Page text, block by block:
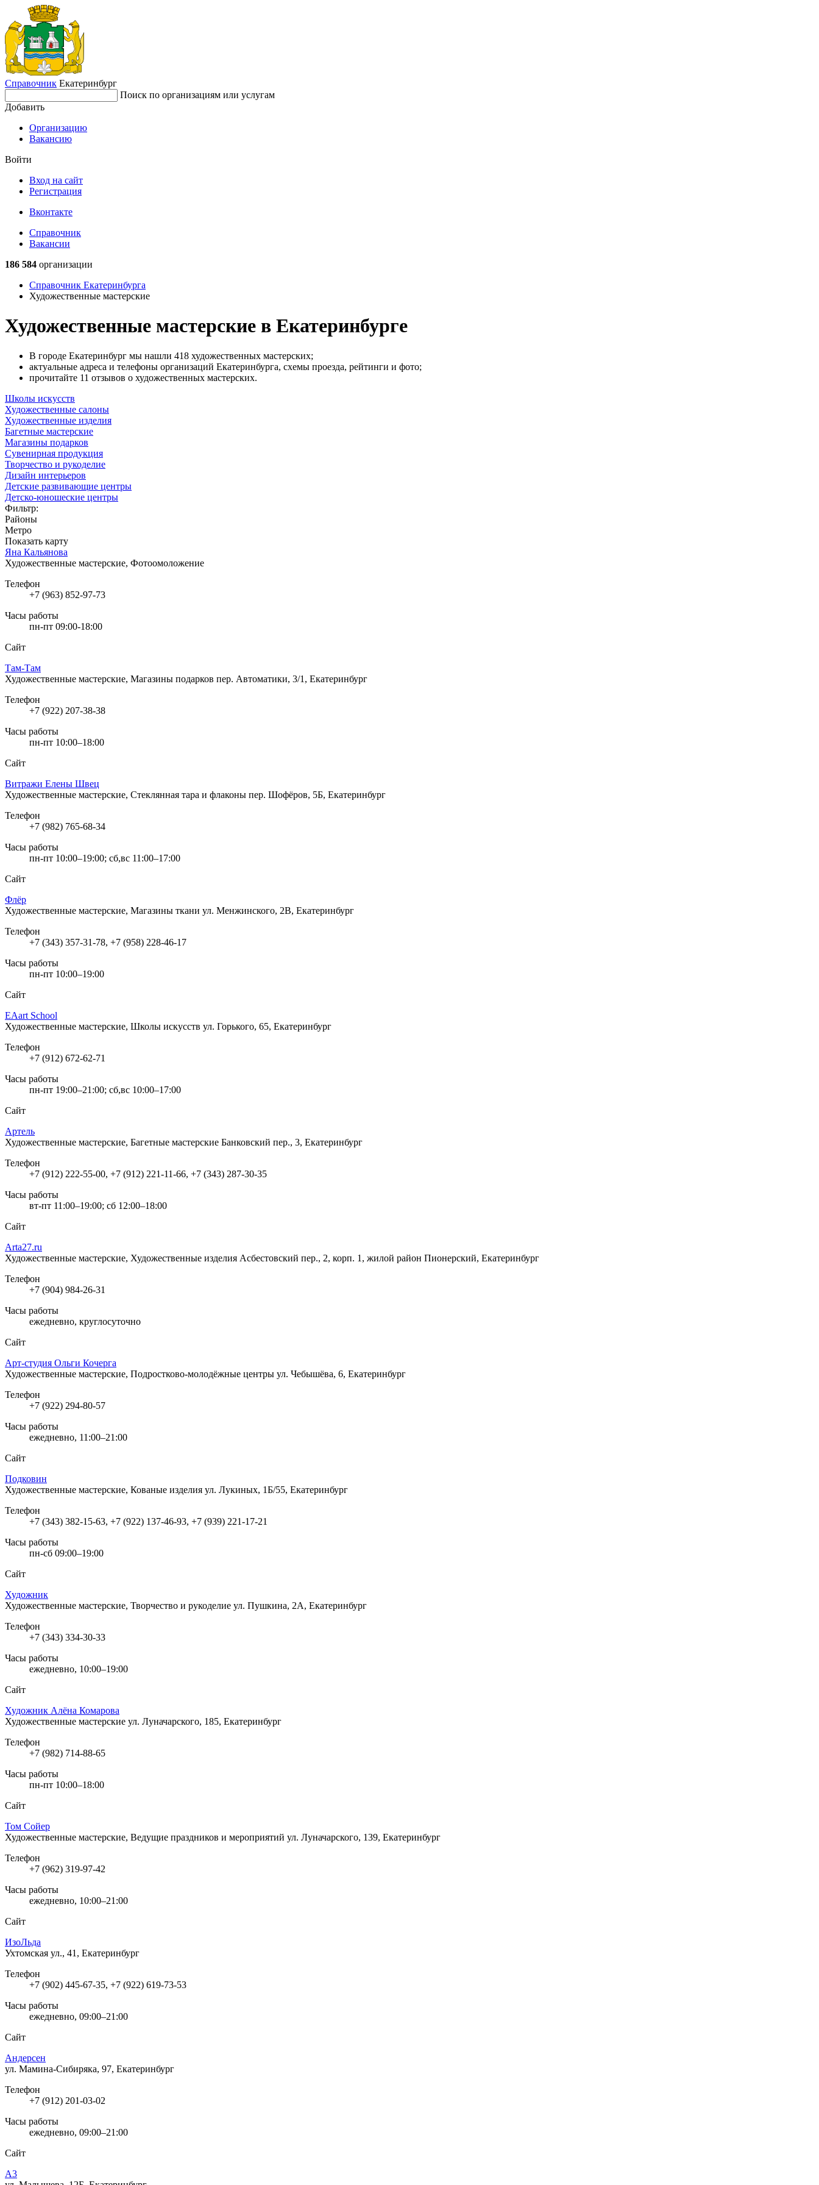
Справочник Екатеринбург
Поиск по организациям или услугам
Добавить
Организацию
Вакансию
Войти
Вход на сайт
Регистрация
Вконтакте
Справочник
Вакансии
186 584 организации
Справочник Екатеринбурга
Художественные мастерские
Художественные мастерские в Екатеринбурге
В городе Екатеринбург мы нашли 418 художественных мастерских;
актуальные адреса и телефоны организаций Екатеринбурга, схемы проезда, рейтинги и фото;
прочитайте 11 отзывов о художественных мастерских.
Школы искусств
Художественные салоны
Художественные изделия
Багетные мастерские
Магазины подарков
Сувенирная продукция
Творчество и рукоделие
Дизайн интерьеров
Детские развивающие центры
Детско-юношеские центры
Фильтр:
Районы
Метро
Показать карту
Яна Кальянова
Художественные мастерские, Фотоомоложение
Телефон
+7 (963) 852-97-73
Часы работы
пн-пт 09:00-18:00
Сайт
Там-Там
Художественные мастерские, Магазины подарков пер. Автоматики, 3/1, Екатеринбург
Телефон
+7 (922) 207-38-38
Часы работы
пн-пт 10:00–18:00
Сайт
Витражи Елены Швец
Художественные мастерские, Стеклянная тара и флаконы пер. Шофёров, 5Б, Екатеринбург
Телефон
+7 (982) 765-68-34
Часы работы
пн-пт 10:00–19:00; сб,вс 11:00–17:00
Сайт
Флёр
Художественные мастерские, Магазины ткани ул. Менжинского, 2В, Екатеринбург
Телефон
+7 (343) 357-31-78, +7 (958) 228-46-17
Часы работы
пн-пт 10:00–19:00
Сайт
EAart School
Художественные мастерские, Школы искусств ул. Горького, 65, Екатеринбург
Телефон
+7 (912) 672-62-71
Часы работы
пн-пт 19:00–21:00; сб,вс 10:00–17:00
Сайт
Артель
Художественные мастерские, Багетные мастерские Банковский пер., 3, Екатеринбург
Телефон
+7 (912) 222-55-00, +7 (912) 221-11-66, +7 (343) 287-30-35
Часы работы
вт-пт 11:00–19:00; сб 12:00–18:00
Сайт
Arta27.ru
Художественные мастерские, Художественные изделия Асбестовский пер., 2, корп. 1, жилой район Пионерский, Екатеринбург
Телефон
+7 (904) 984-26-31
Часы работы
ежедневно, круглосуточно
Сайт
Арт-студия Ольги Кочерга
Художественные мастерские, Подростково-молодёжные центры ул. Чебышёва, 6, Екатеринбург
Телефон
+7 (922) 294-80-57
Часы работы
ежедневно, 11:00–21:00
Сайт
Подковин
Художественные мастерские, Кованые изделия ул. Лукиных, 1Б/55, Екатеринбург
Телефон
+7 (343) 382-15-63, +7 (922) 137-46-93, +7 (939) 221-17-21
Часы работы
пн-сб 09:00–19:00
Сайт
Художник
Художественные мастерские, Творчество и рукоделие ул. Пушкина, 2А, Екатеринбург
Телефон
+7 (343) 334-30-33
Часы работы
ежедневно, 10:00–19:00
Сайт
Художник Алёна Комарова
Художественные мастерские ул. Луначарского, 185, Екатеринбург
Телефон
+7 (982) 714-88-65
Часы работы
пн-пт 10:00–18:00
Сайт
Том Сойер
Художественные мастерские, Ведущие праздников и мероприятий ул. Луначарского, 139, Екатеринбург
Телефон
+7 (962) 319-97-42
Часы работы
ежедневно, 10:00–21:00
Сайт
ИзоЛьда
Ухтомская ул., 41, Екатеринбург
Телефон
+7 (902) 445-67-35, +7 (922) 619-73-53
Часы работы
ежедневно, 09:00–21:00
Сайт
Андерсен
ул. Мамина-Сибиряка, 97, Екатеринбург
Телефон
+7 (912) 201-03-02
Часы работы
ежедневно, 09:00–21:00
Сайт
А3